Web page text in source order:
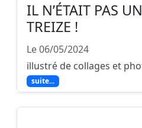
IL N’ÉTAIT PAS
TREIZE !
Le 06/05/2024
illustré de collages et
suite...